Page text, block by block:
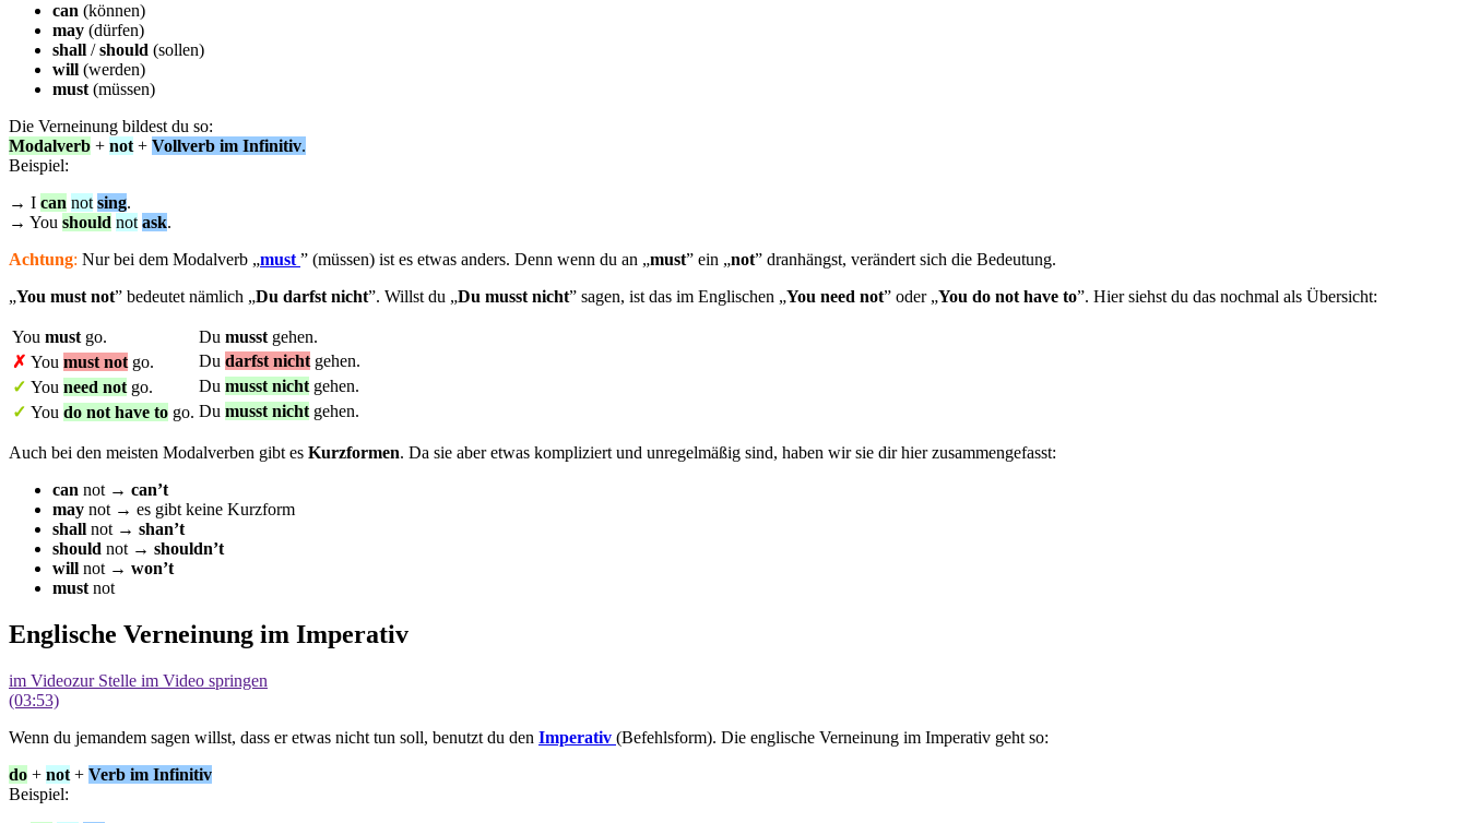
can (können)
may (dürfen)
shall /should (sollen)
will (werden)
must(müssen)
Die Verneinung bildest du so:
Modalverb + not+ Vollverb im Infinitiv.
Beispiel:
→ I can not sing.
→ You should not ask.
Achtung: Nur bei dem Modalverb „must ” (müssen) ist es etwas anders. Denn wenn du an „must” ein „not” dranhängst, verändert sich die Bedeutung.
„You must not” bedeutet nämlich „Du darfst nicht”. Willst du „Du musst nicht” sagen, ist das im Englischen „You need not” oder „You do not have to”. Hier siehst du das nochmal als Übersicht:
You mustgo. Du musstgehen.
✗ You must notgo. Du darfst nichtgehen.
✓ You need notgo. Du musst nichtgehen.
✓ You do not have to go. Du musst nichtgehen.
Auch bei den meisten Modalverben gibt es Kurzformen. Da sie aber etwas kompliziert und unregelmäßig sind, haben wir sie dir hier zusammengefasst:
can not → can’t
may not → es gibt keine Kurzform
shall not → shan’t
should not → shouldn’t
will not → won’t
mustnot
Englische Verneinung im Imperativ
im Videozur Stelle im Video springen
(03:53)
Wenn du jemandem sagen willst, dass er etwas nicht tun soll, benutzt du den Imperativ (Befehlsform). Die englische Verneinung im Imperativ geht so:
do + not + Verb im Infinitiv
Beispiel: